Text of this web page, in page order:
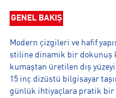
GENEL BAKIŞ
Modern çizgileri ve hafif
stiline dinamik bir dokunuş
kumaştan üretilen dış
15 inç dizüstü bilgisayar
günlük ihtiyaçlara pratik bir